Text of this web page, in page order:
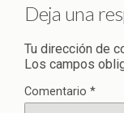
Deja una
Tu dirección de
Los campos
Comentario *